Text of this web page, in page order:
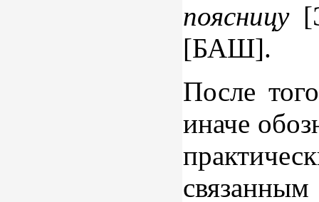
поясницу
[БАШ].
После
иначе